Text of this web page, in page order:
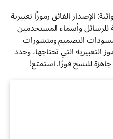
الإصدار الفائق رموزًا تعبيرية
للرسائل وأسماء المستخدمين
التصميم ومنشورات
التعبيرية التي تحتاجها، وحدد
للنسخ فورًا. استمتع!